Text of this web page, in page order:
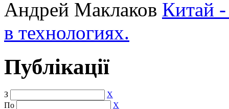
Андрей Маклаков Китай
в технологиях.
Публікації
З
X
По
X